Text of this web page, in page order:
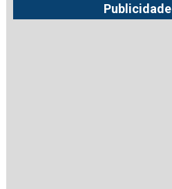
Publicidade